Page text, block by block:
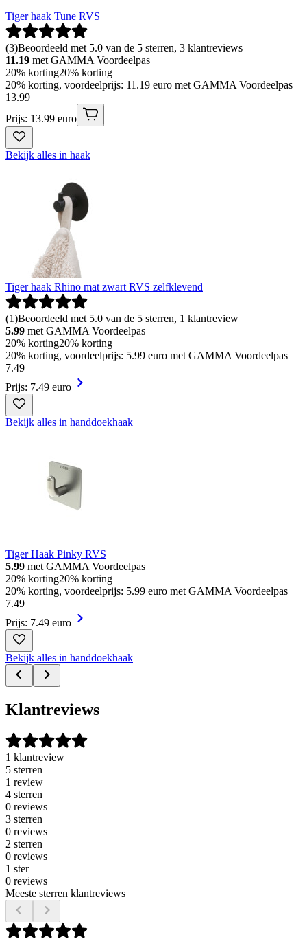
Tiger haak Tune RVS
(3)Beoordeeld met 5.0 van de 5 sterren, 3 klantreviews
11.19 met GAMMA Voordeelpas
20% korting20% korting
20% korting, voordeelprijs: 11.19 euro met GAMMA Voordeelpas
13.99
Prijs: 13.99 euro
Bekijk alles in haak
Tiger haak Rhino mat zwart RVS zelfklevend
(1)Beoordeeld met 5.0 van de 5 sterren, 1 klantreview
5.99 met GAMMA Voordeelpas
20% korting20% korting
20% korting, voordeelprijs: 5.99 euro met GAMMA Voordeelpas
7.49
Prijs: 7.49 euro
Bekijk alles in handdoekhaak
Tiger Haak Pinky RVS
5.99 met GAMMA Voordeelpas
20% korting20% korting
20% korting, voordeelprijs: 5.99 euro met GAMMA Voordeelpas
7.49
Prijs: 7.49 euro
Bekijk alles in handdoekhaak
Klantreviews
1 klantreview
5 sterren
1 review
4 sterren
0 reviews
3 sterren
0 reviews
2 sterren
0 reviews
1 ster
0 reviews
Meeste sterren klantreviews